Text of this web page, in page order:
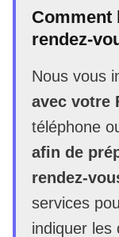
Comment
rendez-
Nous vous
avec votre
téléphone
afin de
rendez-
services
indiquer les